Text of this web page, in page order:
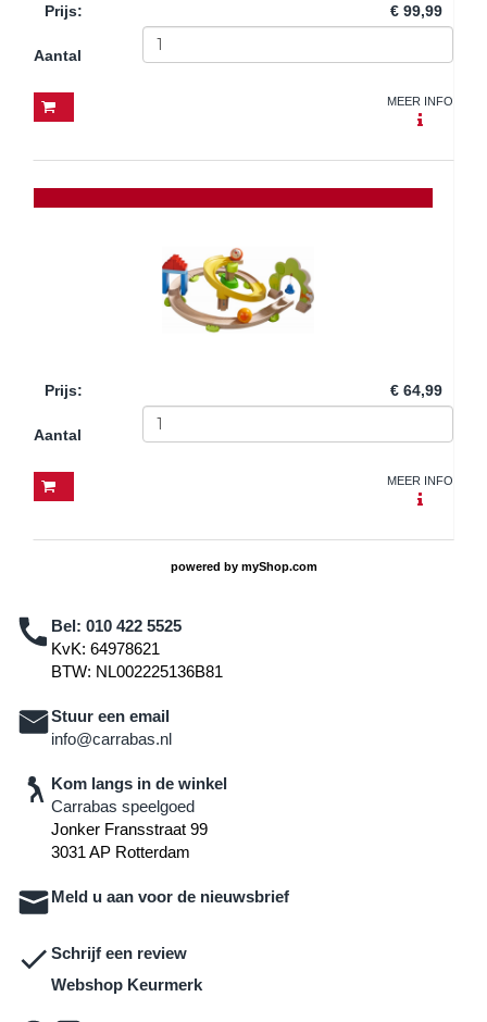
Prijs: € 99,99
Aantal
MEER INFO
Prijs: € 64,99
Aantal
MEER INFO
powered by myShop.com
Bel: 010 422 5525
KvK: 64978621
BTW: NL002225136B81
Stuur een email
info@carrabas.nl
Kom langs in de winkel
Carrabas speelgoed
Jonker Fransstraat 99
3031 AP Rotterdam
Meld u aan voor de nieuwsbrief
Schrijf een review
Webshop Keurmerk